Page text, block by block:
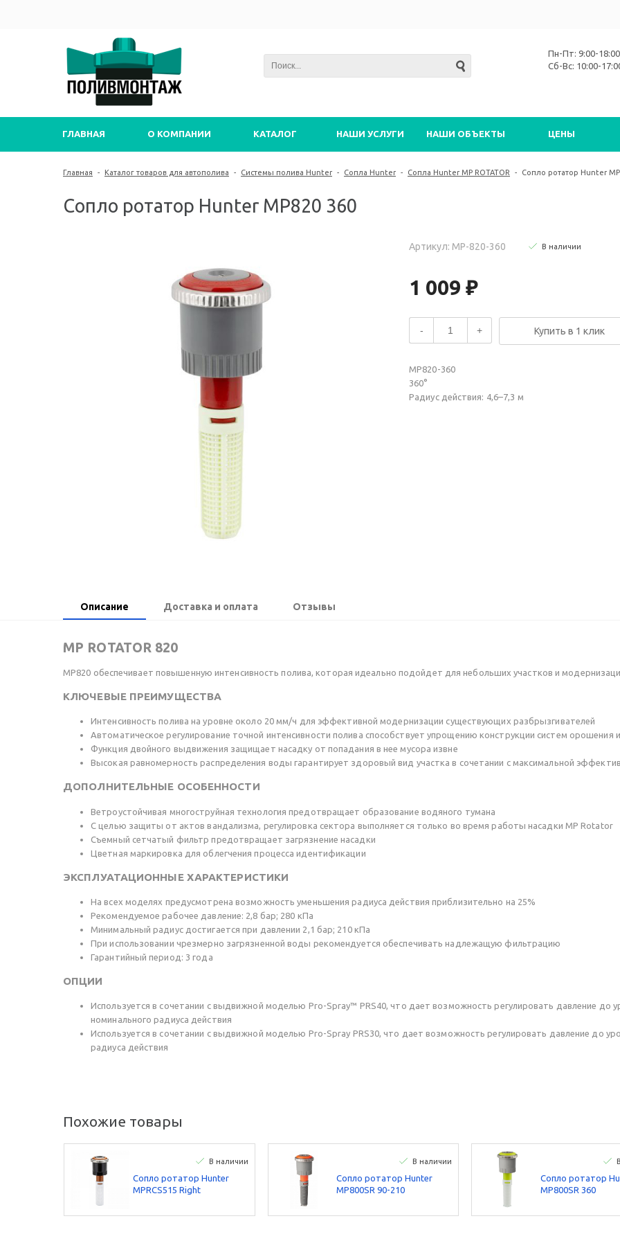
Пн-Пт: 9:00-18:00
Сб-Вс: 10:00-
ГЛАВНАЯ О КОМПАНИИ КАТАЛОГ НАШИ УСЛУГИ НАШИ ОБЪЕКТЫ ЦЕНЫ
Главная - Каталог товаров для автополива - Системы полива Hunter - Сопла Hunter - Сопла Hunter MP ROTATOR - Сопло ротатор Hunter
Сопло ротатор Hunter MP820 360
Артикул: MP-820-360 В наличии
1 009 ₽
- + Купить в 1 клик
MP820-360
360°
Радиус действия: 4,6–7,3 м
Описание Доставка и оплата Отзывы
MP ROTATOR 820
MP820 обеспечивает повышенную интенсивность полива, которая идеально подойдет для небольших участков и
КЛЮЧЕВЫЕ ПРЕИМУЩЕСТВА
Интенсивность полива на уровне около 20 мм/ч для эффективной модернизации существующих разбрызгивателей
Автоматическое регулирование точной интенсивности полива способствует упрощению конструкции систем орошения
Функция двойного выдвижения защищает насадку от попадания в нее мусора извне
Высокая равномерность распределения воды гарантирует здоровый вид участка в сочетании с максимальной
ДОПОЛНИТЕЛЬНЫЕ ОСОБЕННОСТИ
Ветроустойчивая многоструйная технология предотвращает образование водяного тумана
С целью защиты от актов вандализма, регулировка сектора выполняется только во время работы насадки MP Rotator
Съемный сетчатый фильтр предотвращает загрязнение насадки
Цветная маркировка для облегчения процесса идентификации
ЭКСПЛУАТАЦИОННЫЕ ХАРАКТЕРИСТИКИ
На всех моделях предусмотрена возможность уменьшения радиуса действия приблизительно на 25%
Рекомендуемое рабочее давление: 2,8 бар; 280 кПа
Минимальный радиус достигается при давлении 2,1 бар; 210 кПа
При использовании чрезмерно загрязненной воды рекомендуется обеспечивать надлежащую фильтрацию
Гарантийный период: 3 года
ОПЦИИ
Используется в сочетании с выдвижной моделью Pro-Spray™ PRS40, что дает возможность регулировать давление до
номинального радиуса действия
Используется в сочетании с выдвижной моделью Pro-Spray PRS30, что дает возможность регулировать давление до
радиуса действия
Похожие товары
В наличии
Сопло ротатор Hunter
МРRCS515 Right
В наличии
Сопло ротатор Hunter
МР800SR 90-210
Сопло ротатор
МР800SR 360